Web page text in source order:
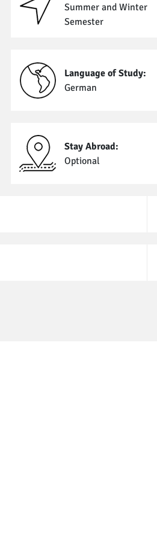
Summer and Winter
Semester
Language of Study:
German
Stay Abroad:
Optional